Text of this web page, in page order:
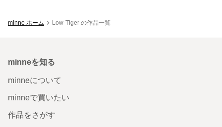
minne ホーム Low-Tiger の作品一覧
minneを知る
minneについて
minneで買いたい
作品をさがす